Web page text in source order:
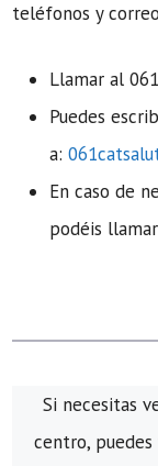
teléfonos y
Llamar al
Puedes
a:
En caso de
podéis
Si necesitas
centro,